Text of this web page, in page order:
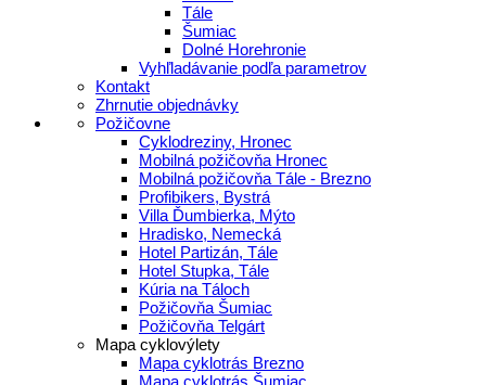
Tále
Šumiac
Dolné Horehronie
Vyhľladávanie podľa parametrov
Kontakt
Zhrnutie objednávky
Požičovne
Cyklodreziny, Hronec
Mobilná požičovňa Hronec
Mobilná požičovňa Tále - Brezno
Profibikers, Bystrá
Villa Ďumbierka, Mýto
Hradisko, Nemecká
Hotel Partizán, Tále
Hotel Stupka, Tále
Kúria na Táloch
Požičovňa Šumiac
Požičovňa Telgárt
Mapa cyklovýlety
Mapa cyklotrás Brezno
Mapa cyklotrás Šumiac